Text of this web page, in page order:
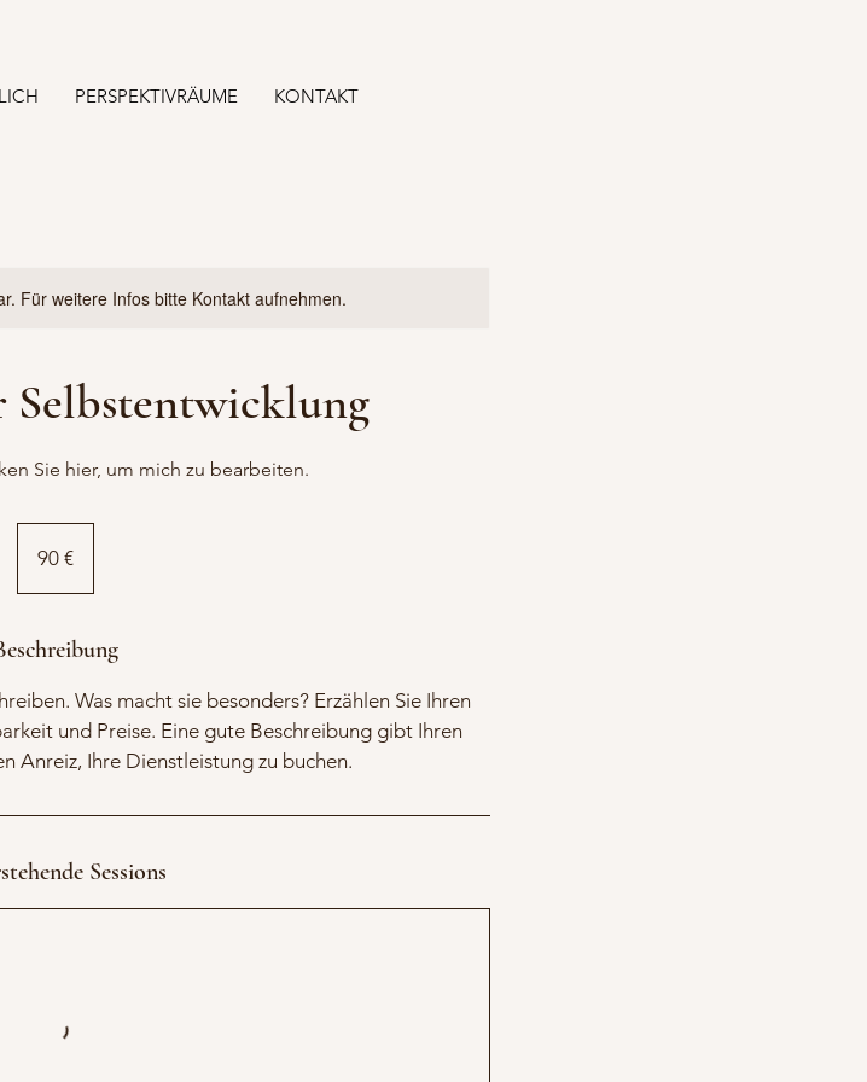
PERSPEKTIVRÄUME KONTAKT
Für weitere Infos bitte Kontakt aufnehmen.
Selbstentwicklung
Sie hier, um mich zu bearbeiten.
90 €
Was macht sie besonders? Erzählen Sie Ihren
und Preise. Eine gute Beschreibung gibt Ihren
Anreiz, Ihre Dienstleistung zu buchen.
Sessions